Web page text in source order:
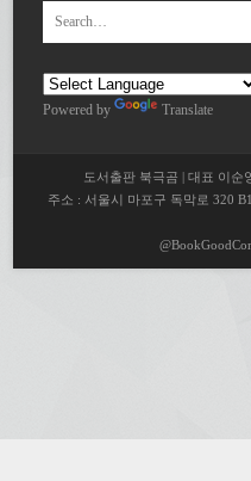
Powered by Translate
도서출판 북극곰 | 대표 이순
주소 : 서울시 마포구 독막로 320